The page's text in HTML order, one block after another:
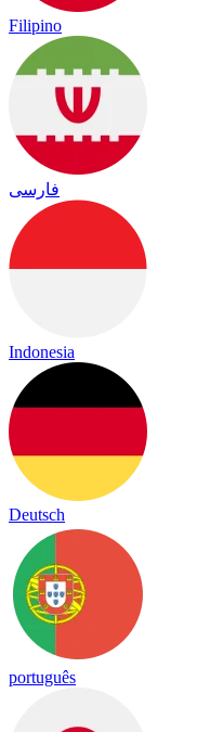
Filipino
فارسی
Indonesia
Deutsch
português